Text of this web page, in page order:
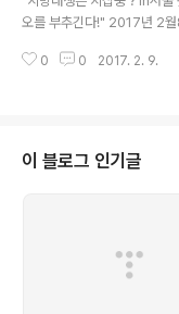
오를 부추긴다!" 2017년 2월
캠페인을 진행했습니다.^^
0 0 2017. 2. 9.
이 블로그 인기글